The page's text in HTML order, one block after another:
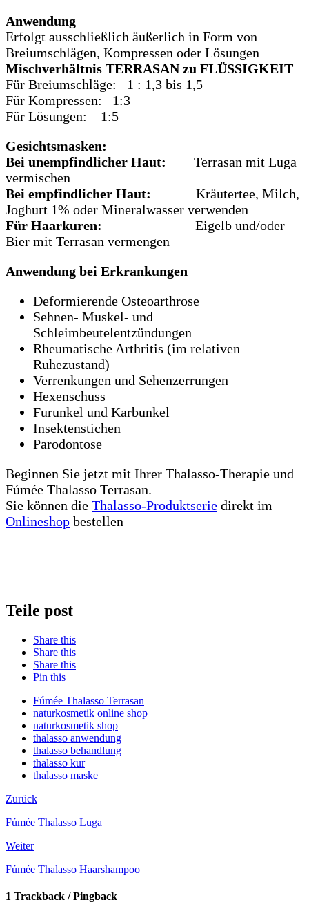
Anwendung
Erfolgt ausschließlich äußerlich in Form von
Breiumschlägen, Kompressen oder Lösungen
Mischverhältnis TERRASAN zu FLÜSSIGKEIT
Für Breiumschläge: 1 : 1,3 bis 1,5
Für Kompressen: 1:3
Für Lösungen: 1:5
Gesichtsmasken:
Bei unempfindlicher Haut:
Terrasan mit Luga
vermischen
Bei empfindlicher Haut:
Kräutertee, Milch,
Joghurt 1% oder Mineralwasser verwenden
Für Haarkuren:
Eigelb und/oder
Bier mit Terrasan vermengen
Anwendung bei Erkrankungen
Deformierende Osteoarthrose
Sehnen- Muskel- und
Schleimbeutelentzündungen
Rheumatische Arthritis (im relativen
Ruhezustand)
Verrenkungen und Sehenzerrungen
Hexenschuss
Furunkel und Karbunkel
Insektenstichen
Parodontose
Beginnen Sie jetzt mit Ihrer Thalasso-Therapie und
Fúmée Thalasso Terrasan.
Sie können die Thalasso-Produktserie direkt im
Onlineshop bestellen
Teile post
Share this
Share this
Share this
Pin this
Fúmée Thalasso Terrasan
naturkosmetik online shop
naturkosmetik shop
thalasso anwendung
thalasso behandlung
thalasso kur
thalasso maske
Zurück
Fúmée Thalasso Luga
Weiter
Fúmée Thalasso Haarshampoo
1 Trackback / Pingback